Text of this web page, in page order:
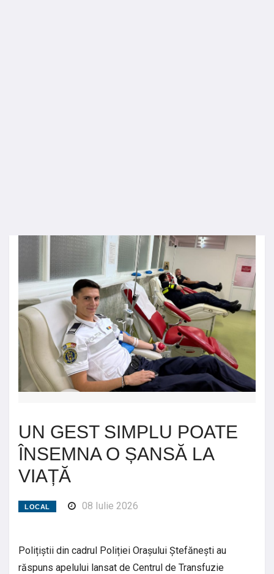
UN GEST SIMPLU POATE
ÎNSEMNA O ȘANSĂ LA
VIAȚĂ
LOCAL 08 Iulie 2026
Polițiștii din cadrul Poliției Orașului Ștefănești au
răspuns apelului lansat de Centrul de Transfuzie